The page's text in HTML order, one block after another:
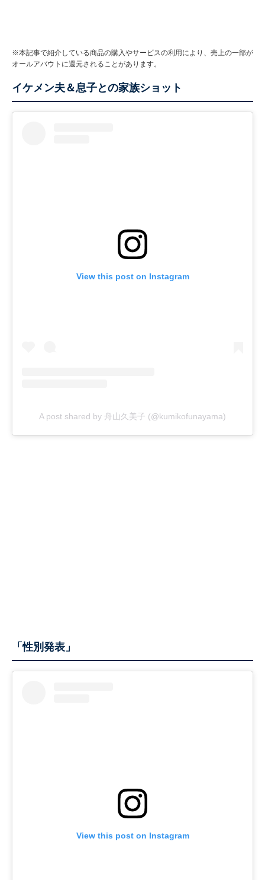
※本記事で紹介している商品の購入やサービスの利用により、売上の一部が
オールアバウトに還元されることがあります。
イケメン夫＆息子との家族ショット
View this post on Instagram
A post shared by 舟山久美子 (@kumikofunayama)
「性別発表」
View this post on Instagram